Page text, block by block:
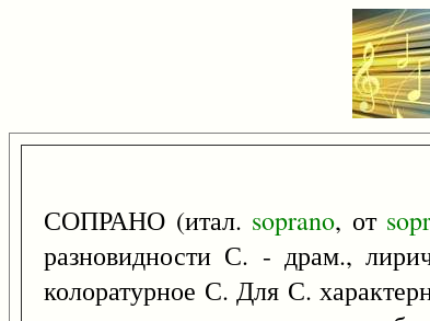
СОПРАНО (итал. soprano, от
разновидности С. - драм.,
колоратурное С. Для С.